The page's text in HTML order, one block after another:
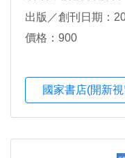
出版／創刊日期：
價格：900
國家書店(開新